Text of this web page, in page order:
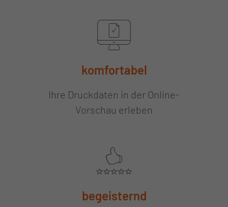
komfortabel
Ihre Druckdaten in der Online-
Vorschau erleben
begeisternd